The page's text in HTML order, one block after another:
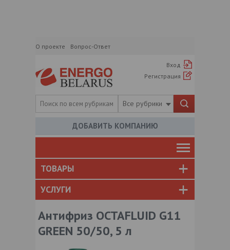
О проекте Вопрос-Ответ
Вход
Регистрация
Все рубрики
ДОБАВИТЬ КОМПАНИЮ
ТОВАРЫ
УСЛУГИ
Антифриз OCTAFLUID G11
GREEN 50/50, 5 л